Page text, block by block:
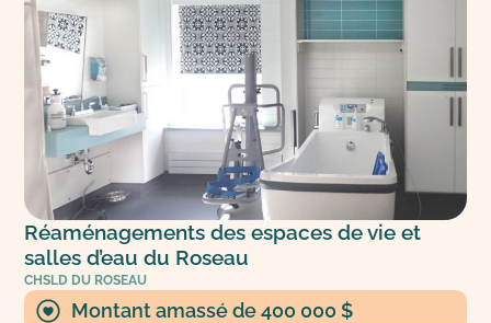
Réaménagements des espaces de vie et
salles d’eau du Roseau
CHSLD DU ROSEAU
Montant amassé de 400 000 $